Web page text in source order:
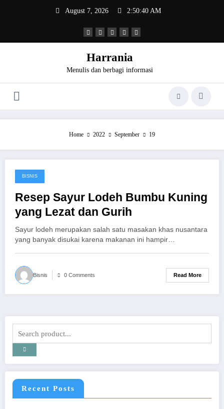
August 7, 2026 2:50:40 AM
Harrania
Menulis dan berbagi informasi
Home 2022 September 19
September 19, 2022
BISNIS
Resep Sayur Lodeh Bumbu Kuning
yang Lezat dan Gurih
Sayur lodeh merupakan salah satu masakan khas nusantara
yang banyak disukai karena makanan ini hampir…
Bisnis 0 Comments Read More
Recent Posts